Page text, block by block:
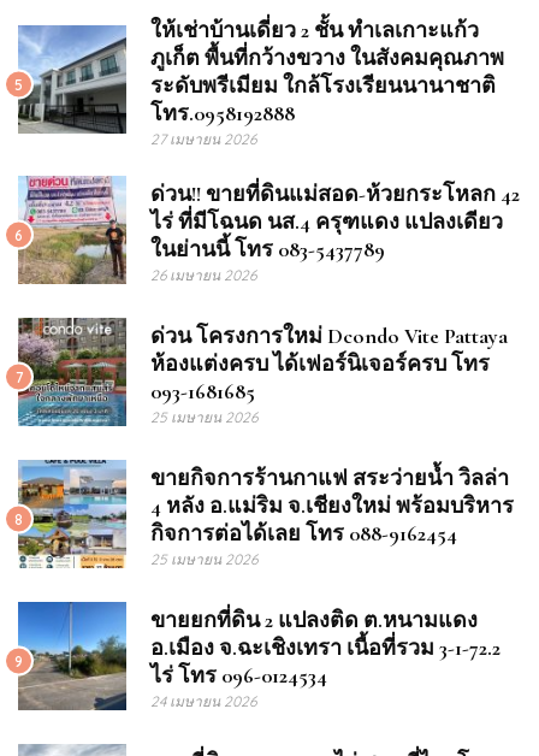
5
ให้เช่าบ้านเดี่ยว 2 ชั้น ทำเลเกาะแก้ว
ภูเก็ต พื้นที่กว้างขวาง ในสังคมคุณภาพ
ระดับพรีเมียม ใกล้โรงเรียนนานาชาติ
โทร.0958192888
27 เมษายน 2026
6
ด่วน!! ขายที่ดินแม่สอด-ห้วยกระโหลก 42
ไร่ ที่มีโฉนด นส.4 ครุฑแดง แปลงเดียว
ในย่านนี้ โทร 083-5437789
26 เมษายน 2026
7
ด่วน โครงการใหม่ Dcondo Vite Pattaya
ห้องแต่งครบ ได้เฟอร์นิเจอร์ครบ โทร
093-1681685
25 เมษายน 2026
8
ขายกิจการร้านกาแฟ สระว่ายน้ำ วิลล่า
4 หลัง อ.แม่ริม จ.เชียงใหม่ พร้อมบริหาร
กิจการต่อได้เลย โทร 088-9162454
25 เมษายน 2026
9
ขายยกที่ดิน 2 แปลงติด ต.หนามแดง
อ.เมือง จ.ฉะเชิงเทรา เนื้อที่รวม 3-1-72.2
ไร่ โทร 096-0124534
24 เมษายน 2026